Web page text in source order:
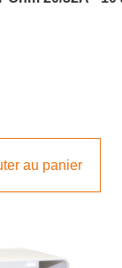
au panier